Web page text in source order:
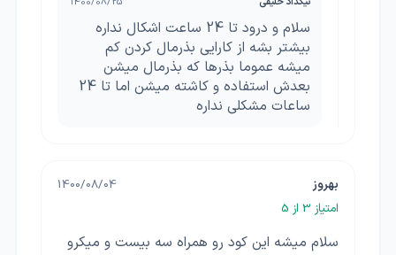
سلام و درود تا 24 ساعت اشکال نداره
بیشتر بشه از کارایی بذرمال کردن کم
میشه عموما بذرها که بذرمال میشن
بعدش استفاده و کاشته میشن اما تا 24
ساعات مشکلی نداره
بهروز
1400/08/04
امتیاز 3 از 5
سلام میشه این کود رو همراه سه بیست و میکرو